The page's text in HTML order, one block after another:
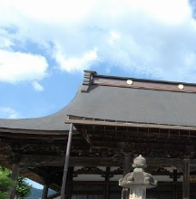
買い物・お土産
岐阜県アウトドア観光キ
ペーン
岐阜県観光データベース